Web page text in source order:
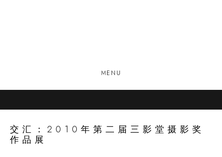
MENU
交汇：2010年第二届三影堂摄影奖
作品展